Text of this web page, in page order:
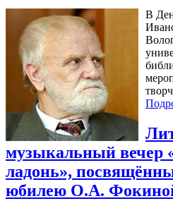
В
музыкальный вечер
ладонь»,
юбилею О.А.